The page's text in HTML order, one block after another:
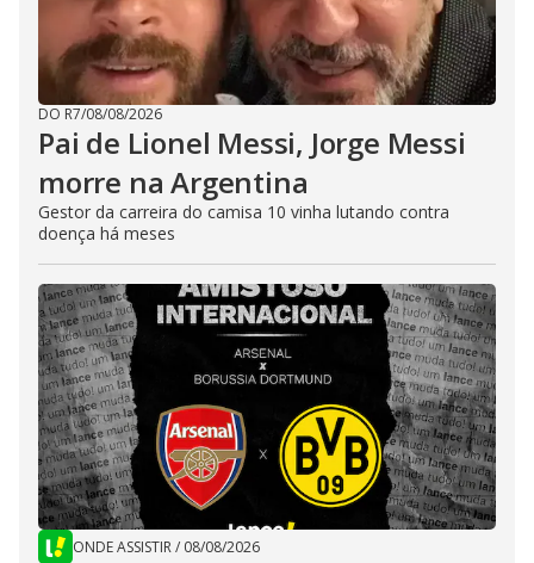
DO R7/08/08/2026
Pai de Lionel Messi, Jorge Messi
morre na Argentina
Gestor da carreira do camisa 10 vinha lutando contra
doença há meses
ONDE ASSISTIR/ 08/08/2026